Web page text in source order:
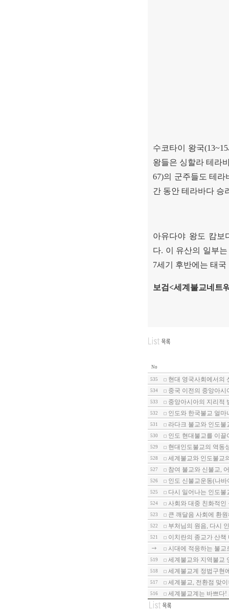
수코타이 왕국(13~15
왕들은 싱할라 테라
67)의 군주들도 테라
간 동안 테라바다 승
아유다야 왕도 캄보
다. 이 유산의 일부
7세기 후반에는 태
보검<세계불교네트
No
535 현대 영국사회에서의
534 중국 이전의 중앙아시
533 중앙아시아의 지리적
532 인도와 한국불교 얼마
531 라다크 불교와 인도불
530 인도 현대불교를 이끌
529 현대인도불교의 역동
528 세계불교와 인도불교
527 참여 불교와 신불교,
526 인도 신불교운동(나바
525 다시 일어나는 인도불
524 사회와 대중 친화적인
523 큰 깨달음 사회에 환
522 부처님의 원음, 다시
521
이치란의 종교가 산책
시대에 적응하는 불교
519 세계불교와 지역불교
518 세계불교계 정법구현
517 세계불교, 전환점 맞이
516 세계불교계는 바쁘다!